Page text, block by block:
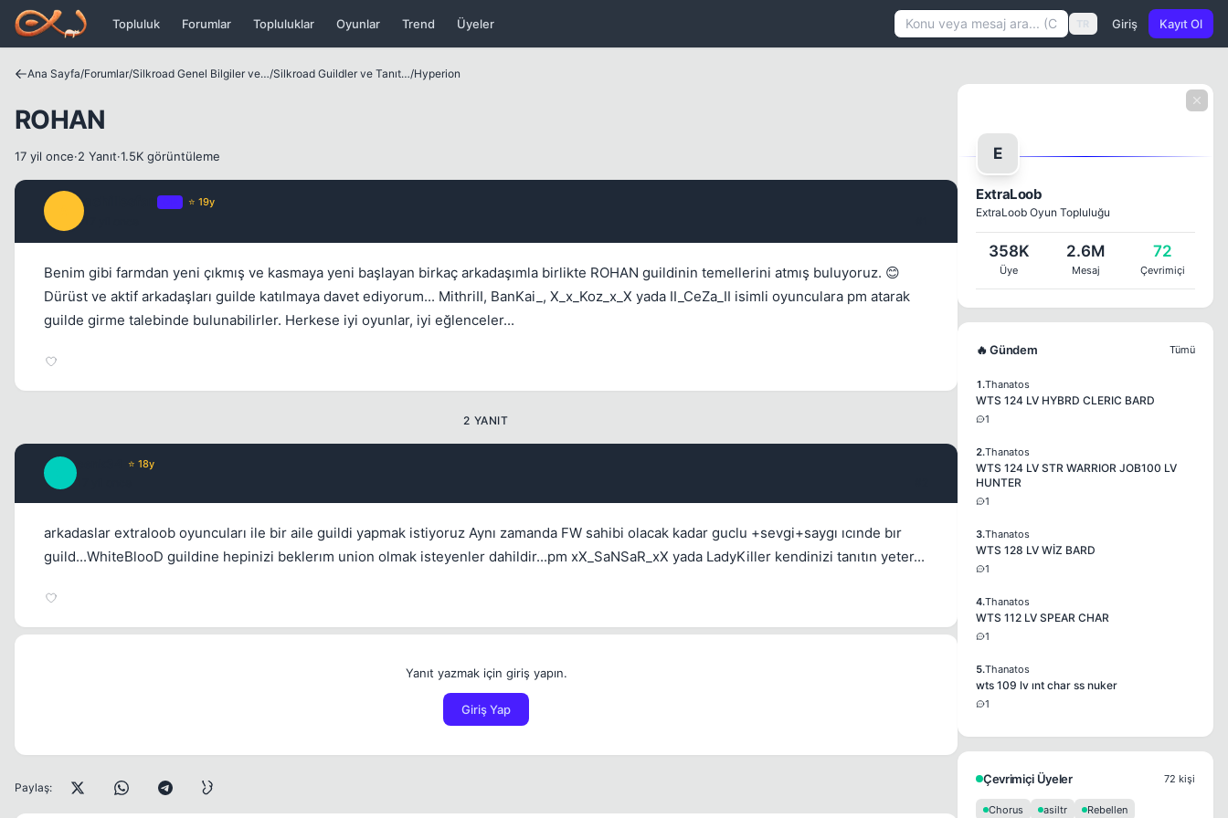
Icerige atla
Topluluk Forumlar Topluluklar Oyunlar Trend Üyeler TR Giriş Kayıt Ol
Ana Sayfa/Forumlar/ Silkroad Genel Bilgiler ve Update Bilgileri/ Silkroad Guildler ve Tanıtımları/Hyperion
ROHAN
17 yil once·2 Yanıt·1.5K görüntüleme
Bounty miktarı
1 ile 5000 arasında reputation puanı
⭐ 19y
Benim gibi farmdan yeni çıkmış ve kasmaya yeni başlayan birkaç arkadaşımla birlikte ROHAN guildinin temellerini atmış buluyoruz. 😊
Dürüst ve aktif arkadaşları guilde katılmaya davet ediyorum... MithriII, BanKai_, X_x_Koz_x_X yada II_CeZa_II isimli oyunculara pm atarak
guilde girme talebinde bulunabilirler. Herkese iyi oyunlar, iyi eğlenceler...
2 YANIT
⭐ 18y
arkadaslar extraloob oyuncuları ile bir aile guildi yapmak istiyoruz Aynı zamanda FW sahibi olacak kadar guclu +sevgi+saygı ıcınde bır
guild...WhiteBlooD guildine hepinizi beklerım union olmak isteyenler dahildir...pm xX_SaNSaR_xX yada LadyKiller kendinizi tanıtın yeter...
Yanıt yazmak için giriş yapın.
Giriş Yap
Paylaş:
E
ExtraLoob
ExtraLoob Oyun Topluluğu
358K
Üye
2.6M
Mesaj
72
Çevrimiçi
🔥 Gündem Tümü
1.Thanatos
WTS 124 LV HYBRD CLERIC BARD
1
2.Thanatos
WTS 124 LV STR WARRIOR JOB100 LV
HUNTER
1
3.Thanatos
WTS 128 LV WİZ BARD
1
4.Thanatos
WTS 112 LV SPEAR CHAR
1
5.Thanatos
wts 109 lv ınt char ss nuker
1
Çevrimiçi Üyeler 72 kişi
Chorus asiltr Rebellen